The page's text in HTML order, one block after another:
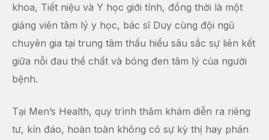
khoa, Tiết niệu và Y học giới tính, đồng thời là một
giảng viên tâm lý y học, bác sĩ Duy cùng đội ngũ
chuyên gia tại trung tâm thấu hiểu sâu sắc sự liên kết
giữa nỗi đau thể chất và bóng đen tâm lý của người
bệnh.
Tại Men’s Health, quy trình thăm khám diễn ra riêng
tư, kín đáo, hoàn toàn không có sự kỳ thị hay phán